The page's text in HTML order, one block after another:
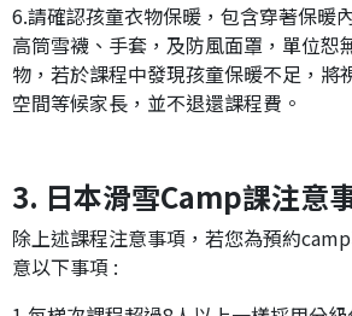
6.請確認孩童衣物保暖，包含穿著保暖
高筒雪襪、手套，及防風面罩，單位恕
物，若於課程中發現孩童保暖不足，將
空間等候家長，並不退還課程費。
3. 日本滑雪Camp課注意
除上述課程注意事項，若您為預約
意以下事項 :